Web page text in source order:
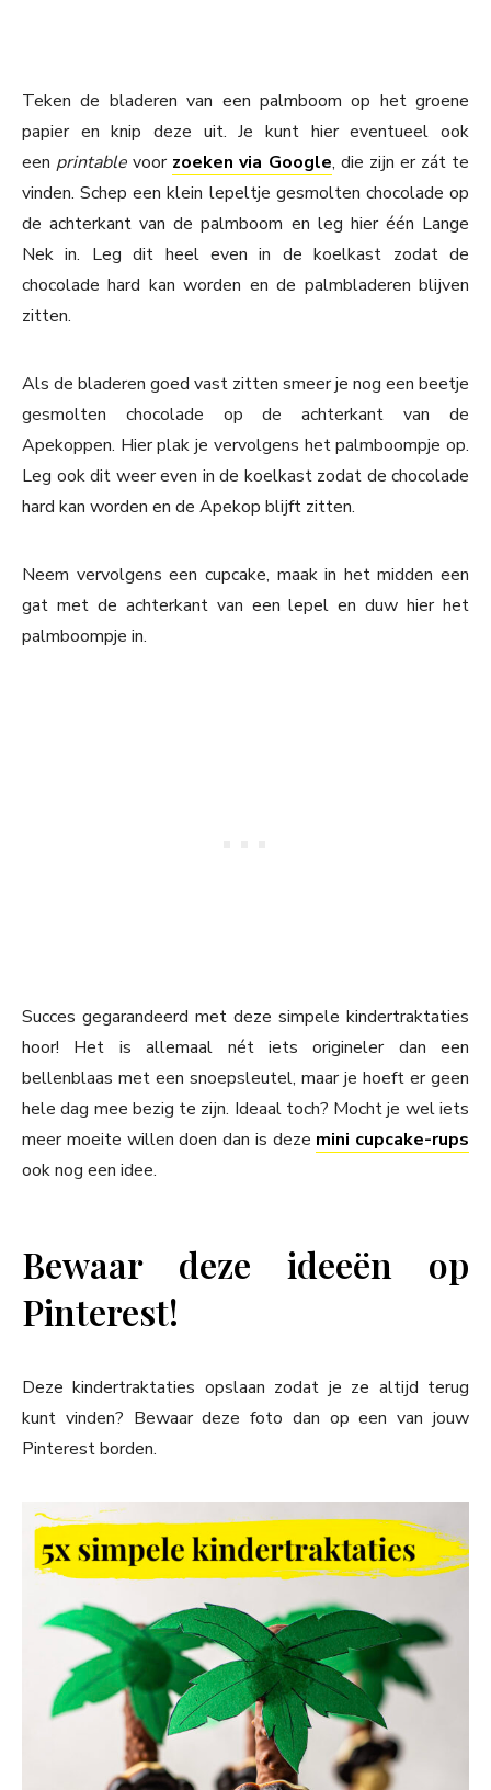
Teken de bladeren van een palmboom op het groene
papier en knip deze uit. Je kunt hier eventueel ook
een printablevoor zoeken via Google, die zijn er zát te
vinden. Schep een klein lepeltje gesmolten chocolade op
de achterkant van de palmboom en leg hier één Lange
Nek in. Leg dit heel even in de koelkast zodat de
chocolade hard kan worden en de palmbladeren blijven
zitten.
Als de bladeren goed vast zitten smeer je nog een beetje
gesmolten chocolade op de achterkant van de
Apekoppen. Hier plak je vervolgens het palmboompje op.
Leg ook dit weer even in de koelkast zodat de chocolade
hard kan worden en de Apekop blijft zitten.
Neem vervolgens een cupcake, maak in het midden een
gat met de achterkant van een lepel en duw hier het
palmboompje in.
Succes gegarandeerd met deze simpele kindertraktaties
hoor! Het is allemaal nét iets origineler dan een
bellenblaas met een snoepsleutel, maar je hoeft er geen
hele dag mee bezig te zijn. Ideaal toch? Mocht je wel iets
meer moeite willen doen dan is deze mini cupcake-rups
ook nog een idee.
Bewaar deze ideeën op
Pinterest!
Deze kindertraktaties opslaan zodat je ze altijd terug
kunt vinden? Bewaar deze foto dan op een van jouw
Pinterest borden.